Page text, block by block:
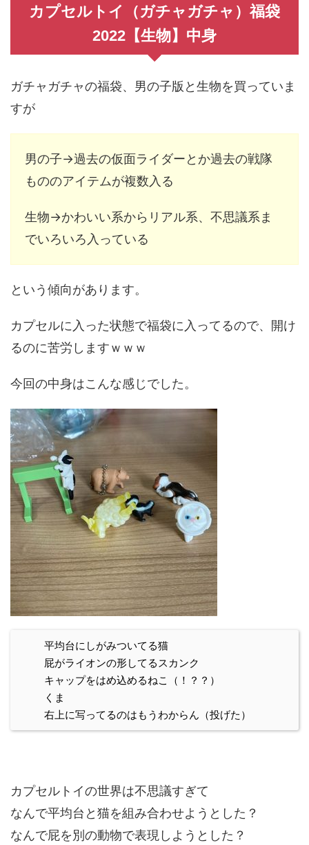
カプセルトイ（ガチャガチャ）福袋
2022【生物】中身
ガチャガチャの福袋、男の子版と生物を買っていま
すが
男の子→過去の仮面ライダーとか過去の戦隊
もののアイテムが複数入る
生物→かわいい系からリアル系、不思議系ま
でいろいろ入っている
という傾向があります。
カプセルに入った状態で福袋に入ってるので、開け
るのに苦労しますｗｗｗ
今回の中身はこんな感じでした。
平均台にしがみついてる猫
屁がライオンの形してるスカンク
キャップをはめ込めるねこ（！？？）
くま
右上に写ってるのはもうわからん（投げた）
カプセルトイの世界は不思議すぎて
なんで平均台と猫を組み合わせようとした？
なんで屁を別の動物で表現しようとした？